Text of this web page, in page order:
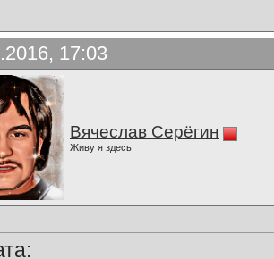
17:03
Вячеслав Серёгин
Живу я здесь